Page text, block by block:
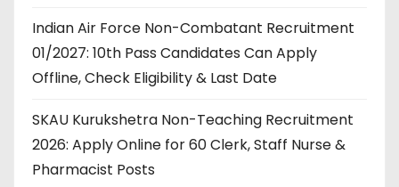
Indian Air Force Non-Combatant Recruitment
01/2027: 10th Pass Candidates Can Apply
Offline, Check Eligibility & Last Date
SKAU Kurukshetra Non-Teaching Recruitment
2026: Apply Online for 60 Clerk, Staff Nurse &
Pharmacist Posts